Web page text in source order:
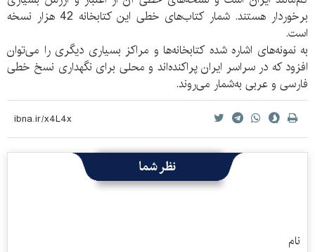
برخوردار هستند. شمار کتاب‌های خطی این کتابخانه 42 هزار نسخه
است.
به نمونه‌های اشاره شده کتابخانه‌ها و مراکز بسیاری دیگری را می‌توان
افزود که در سراسر ایران پراکنده‌اند و محلی برای نگهداری نسخ خطی
فارسی و عربی به‌شمار می‌روند.
نظر شما
نام